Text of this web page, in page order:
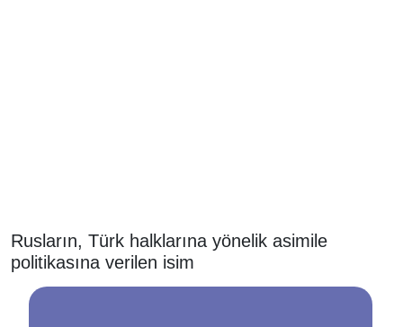
Rusların, Türk halklarına yönelik asimile
politikasına verilen isim